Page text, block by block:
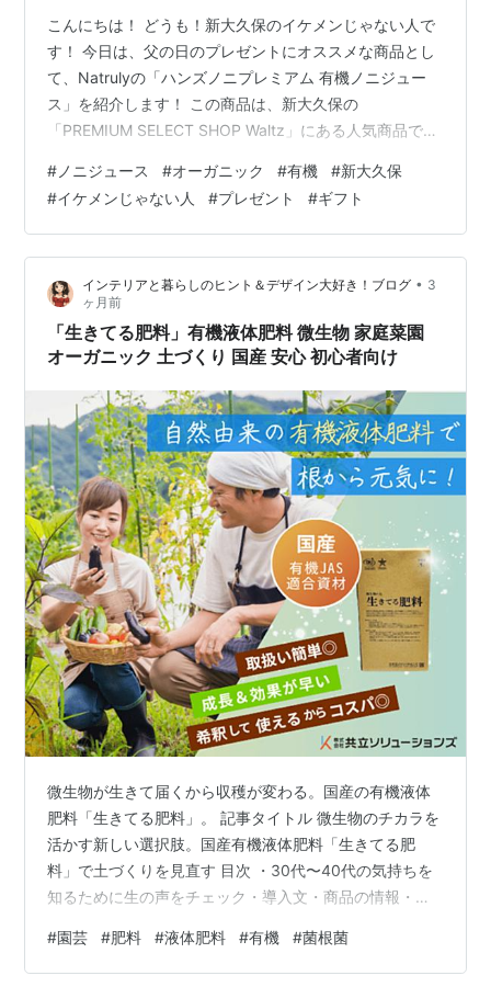
こんにちは！ どうも！新大久保のイケメンじゃない人で
す！ 今日は、父の日のプレゼントにオススメな商品とし
て、Natrulyの「ハンズノニプレミアム 有機ノニジュー
ス」を紹介します！ この商品は、新大久保の
「PREMIUM SELECT SHOP Waltz」にある人気商品で
オススメな理由！ 「有機ノニジュース」が、オススメな
理由は、まさに「栄養価が高い」という１点に尽きま
す！ ビタミンやミネラル、アミノ酸など、140種類もの
栄養素が含まれています。 お父さんには、１日の始まり
にしっかりと栄養を補給して、毎日ハツラツとした日々
を送ってほしい。そ…
# ノニジュース #オーガニック #有機 #新大久保
#イケメンじゃない人 #プレゼント #ギフト
インテリアと暮らしのヒント＆デザイン大好き！ブログ • 3
ヶ月前
「生きてる肥料」有機液体肥料 微生物 家庭菜園
オーガニック 土づくり 国産 安心 初心者向け
微生物が生きて届くから収穫が変わる。国産の有機液体
肥料「生きてる肥料」。 記事タイトル 微生物のチカラを
活かす新しい選択肢。国産有機液体肥料「生きてる肥
料」で土づくりを見直す 目次 ・30代〜40代の気持ちを
知るために生の声をチェック・導入文・商品の情報・商
40代の気持ちを知るために生の声をチェック 近年、家庭
菜園やガーデニングを楽しむ30代〜40代の層が増えてい
#園芸 #肥料 #液体肥料 #有機 #菌根菌